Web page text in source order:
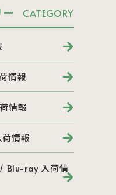
CATEGORY
情報
情報
荷情報
Blu-ray 入荷情